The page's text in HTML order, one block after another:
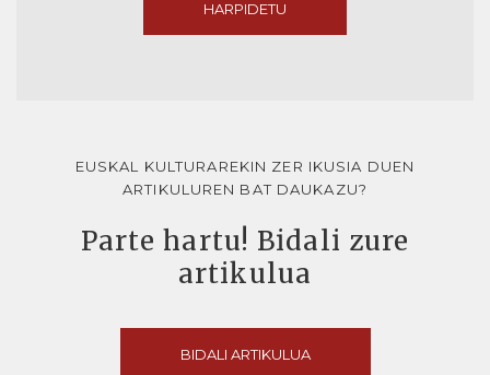
HARPIDETU
EUSKAL KULTURAREKIN ZER IKUSIA DUEN
ARTIKULUREN BAT DAUKAZU?
Parte hartu! Bidali zure
artikulua
BIDALI ARTIKULUA